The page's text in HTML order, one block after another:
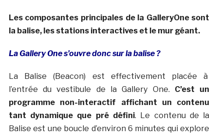
Les composantes principales de la GalleryOne sont
la balise, les stations interactives et le mur géant.
La Gallery One s’ouvre donc sur la balise ?
La Balise (Beacon) est effectivement placée à
l’entrée du vestibule de la Gallery One. C’est un
programme non-interactif affichant un contenu
tant dynamique que pré défini. Le contenu de la
Balise est une boucle d’environ 6 minutes qui explore